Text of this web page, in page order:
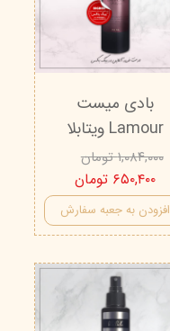
بادی میست
Lamour ویتابلا
۱,۰۸۴,۰۰۰ تومان
۶۵۰,۴۰۰ تومان
افزودن به جعبه سفارش